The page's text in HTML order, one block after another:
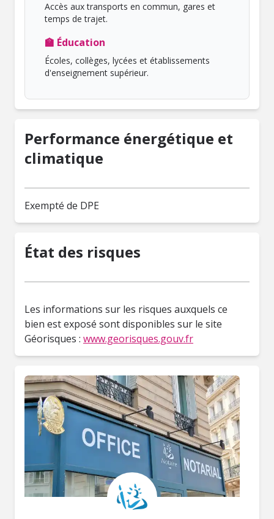
Accès aux transports en commun, gares et
temps de trajet.
🏫 Éducation
Écoles, collèges, lycées et établissements
d'enseignement supérieur.
Performance énergétique et
climatique
Exempté de DPE
État des risques
Les informations sur les risques auxquels ce
bien est exposé sont disponibles sur le site
Géorisques : www.georisques.gouv.fr